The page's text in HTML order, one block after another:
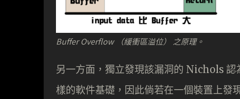
Buffer Overflow （緩衝區溢位） 之原理。
另一方面，獨立發現該漏洞的 Nichols 認
樣的軟件基礎，因此倘若在一個裝置上發